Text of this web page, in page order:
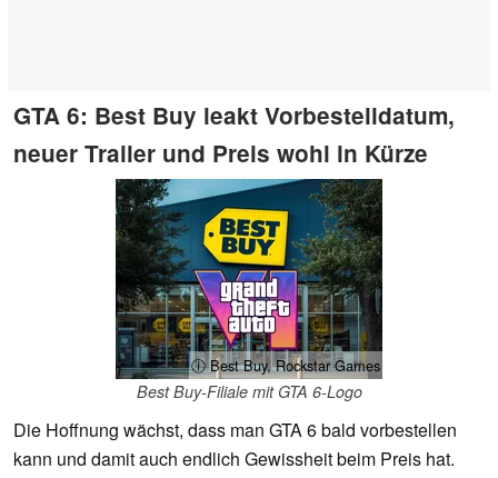
GTA 6: Best Buy leakt Vorbestelldatum,
neuer Trailer und Preis wohl in Kürze
ⓘ Best Buy, Rockstar Games
Best Buy-Filiale mit GTA 6-Logo
Die Hoffnung wächst, dass man GTA 6 bald vorbestellen
kann und damit auch endlich Gewissheit beim Preis hat.